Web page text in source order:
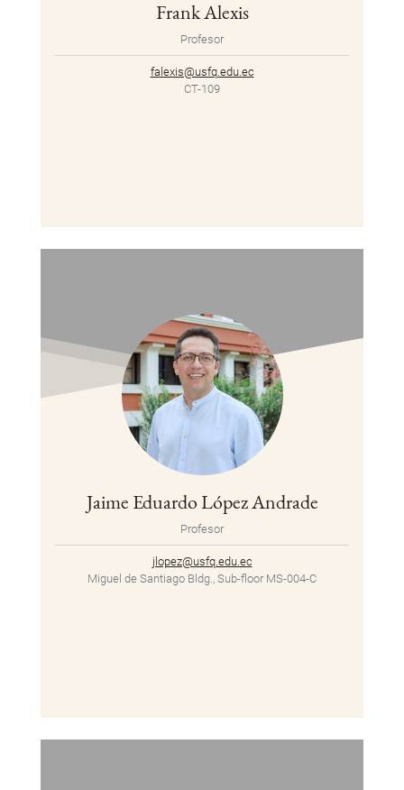
Frank Alexis
Profesor
falexis@usfq.edu.ec
CT-109
Jaime Eduardo López Andrade
Profesor
jlopez@usfq.edu.ec
Miguel de Santiago Bldg., Sub-floor MS-004-C